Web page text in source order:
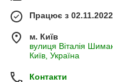
Працює з 02.11.2022
м. Київ
вулиця Віталія
Київ, Україна
Контакти